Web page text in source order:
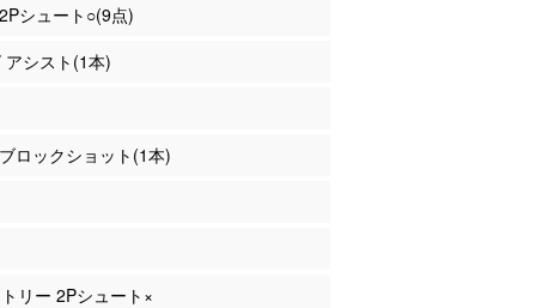
シュート○(9点)
シスト(1本)
ロックショット(1本)
リー 2Pシュート×